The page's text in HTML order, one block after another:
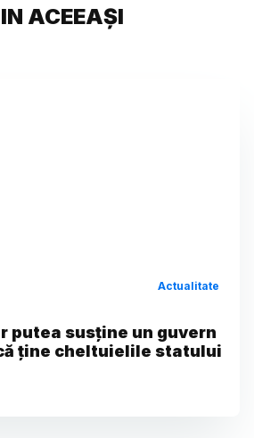
ACEEAȘI
Actualitate
putea susține un guvern
ține cheltuielile statului